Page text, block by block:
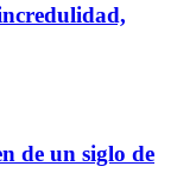
de un siglo de